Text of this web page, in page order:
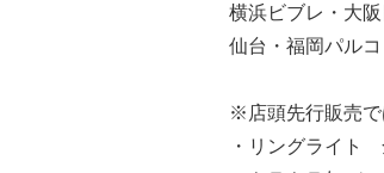
横浜ビブレ・大
仙台・福岡パル
※店頭先行販売で
・リングライト